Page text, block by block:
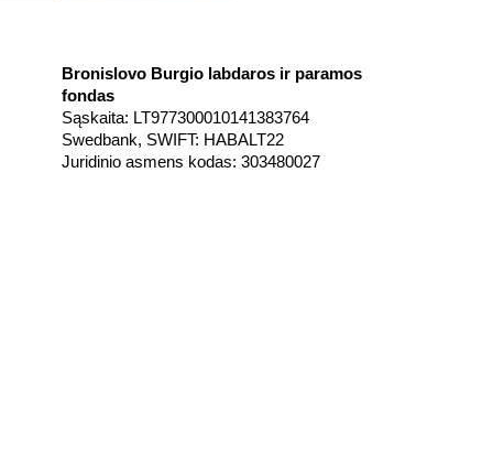
Bronislovo Burgio labdaros ir paramos
fondas
Sąskaita: LT977300010141383764
Swedbank, SWIFT: HABALT22
Juridinio asmens kodas: 303480027